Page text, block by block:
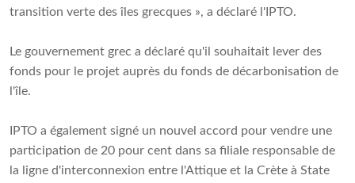
transition verte des îles grecques », a déclaré l'IPTO.
Le gouvernement grec a déclaré qu'il souhaitait lever des
fonds pour le projet auprès du fonds de décarbonisation de
l'île.
IPTO a également signé un nouvel accord pour vendre une
participation de 20 pour cent dans sa filiale responsable de
la ligne d'interconnexion entre l'Attique et la Crète à State